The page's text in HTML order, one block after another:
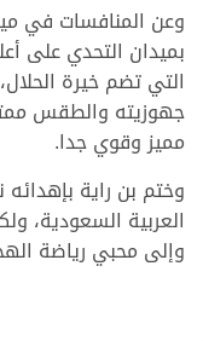
وعن المنافسات في
بميدان التحدي على
التي تضم خيرة
جهوزيته والطقس
مميز وقوي جدا.
وختم بن راية
العربية السعودية،
وإلى محبي رياضة